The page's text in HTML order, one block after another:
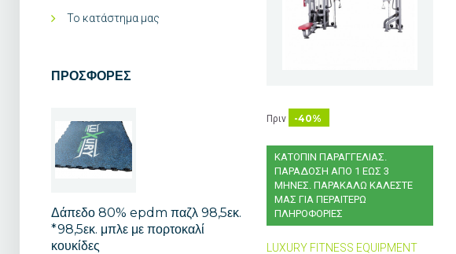
Πριν -40%
ΚΑΤΟΠΙΝ ΠΑΡΑΓΓΕΛΙΑΣ.
ΠΑΡΑΔΟΣΗ ΑΠΟ 1 ΕΩΣ 3
ΜΗΝΕΣ. ΠΑΡΑΚΑΛΩ ΚΑΛΕΣΤΕ
ΜΑΣ ΓΙΑ ΠΕΡΑΙΤΕΡΩ
ΠΛΗΡΟΦΟΡΙΕΣ
LUXURY FITNESS EQUIPMENT
Το κατάστημα μας
ΠΡΟΣΦΟΡΈΣ
Δάπεδο 80% epdm παζλ 98,5εκ.
*98,5εκ. μπλε με πορτοκαλί
κουκίδες